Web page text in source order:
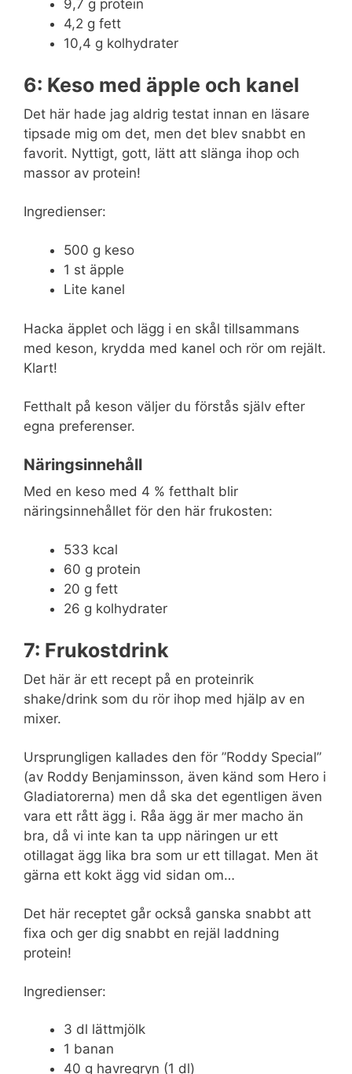
9,7 g protein
4,2 g fett
10,4 g kolhydrater
6: Keso med äpple och kanel
Det här hade jag aldrig testat innan en läsare
tipsade mig om det, men det blev snabbt en
favorit. Nyttigt, gott, lätt att slänga ihop och
massor av protein!
Ingredienser:
500 g keso
1 st äpple
Lite kanel
Hacka äpplet och lägg i en skål tillsammans
med keson, krydda med kanel och rör om rejält.
Klart!
Fetthalt på keson väljer du förstås själv efter
egna preferenser.
Näringsinnehåll
Med en keso med 4 % fetthalt blir
näringsinnehållet för den här frukosten:
533 kcal
60 g protein
20 g fett
26 g kolhydrater
7: Frukostdrink
Det här är ett recept på en proteinrik
shake/drink som du rör ihop med hjälp av en
mixer.
Ursprungligen kallades den för ”Roddy Special”
(av Roddy Benjaminsson, även känd som Hero i
Gladiatorerna) men då ska det egentligen även
vara ett rått ägg i. Råa ägg är mer macho än
bra, då vi inte kan ta upp näringen ur ett
otillagat ägg lika bra som ur ett tillagat. Men ät
gärna ett kokt ägg vid sidan om…
Det här receptet går också ganska snabbt att
fixa och ger dig snabbt en rejäl laddning
protein!
Ingredienser:
3 dl lättmjölk
1 banan
40 g havregryn (1 dl)